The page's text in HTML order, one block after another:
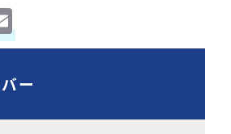
E
m
ai
lー